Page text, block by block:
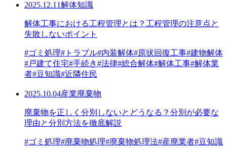
2025.12.11解体知識
解体工事における工程管理とは？工程管理の注意点と
失敗しないポイント
#ゴミ処理#トラブル#内装解体#原状回復工事#建物解体
#戸建て住宅#手続き#法律#総合解体#解体工事#解体業
者#豆知識#近隣住民
2025.10.04産業廃棄物
廃棄物を正しく分別しないとどうなる？分別が必要な
理由と分別方法を徹底解説
#ゴミ処理#廃棄物処理#廃棄物処理法#産廃業者#豆知識